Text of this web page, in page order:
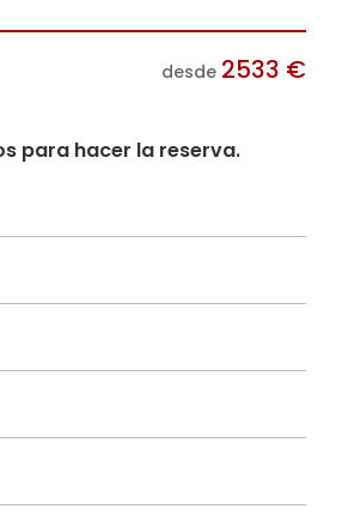
desde 2533 €
para hacer la reserva.